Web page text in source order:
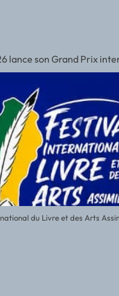
lance son Grand Prix
du Livre et des Arts